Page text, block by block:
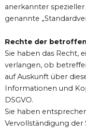
anerkannter
genannte
Rechte der
Sie haben das Recht,
verlangen, ob
auf Auskunft über
Informationen und
DSGVO.
Sie haben
Vervollständigung